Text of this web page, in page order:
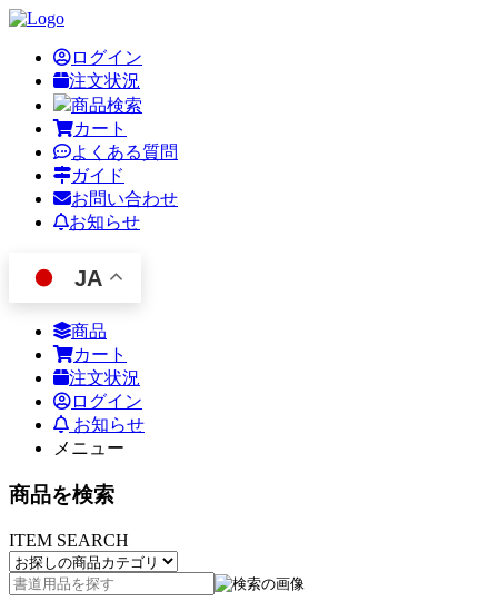
ログイン
注文状況
商品検索
カート
よくある質問
ガイド
お問い合わせ
お知らせ
JA
商品
カート
注文状況
ログイン
お知らせ
メニュー
商品を検索
ITEM SEARCH